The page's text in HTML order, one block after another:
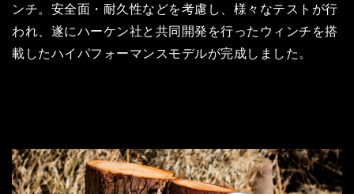
ンチ。安全面・耐久性などを考慮し、様々なテストが行
われ、遂にハーケン社と共同開発を行ったウィンチを搭
載したハイパフォーマンスモデルが完成しました。